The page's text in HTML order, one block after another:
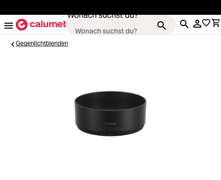
Wonach suchst du?
Objektive
Video & Drohnen
Gegenlichtblenden